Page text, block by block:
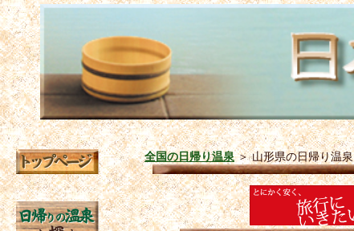
全国の日帰り温泉＞山形県の日帰り温泉